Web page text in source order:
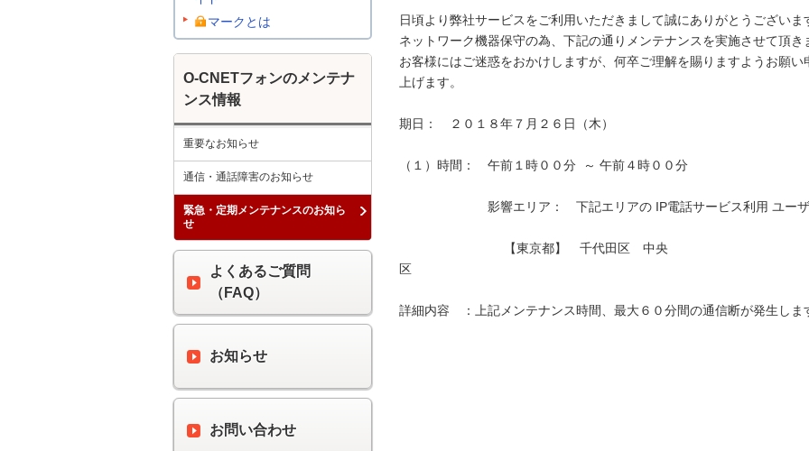
日頃より弊社サービスをご利用いただきまして誠にありがとうございま
ネットワーク機器保守の為、下記の通りメンテナンスを実施させて頂き
お客様にはご迷惑をおかけしますが、何卒ご理解を賜りますようお願い
上げます。
期日：　２０１８年７月２６日（木）
（１）時間：　午前１時００分  ～ 午前４時００分
影響エリア：　下記エリアの IP電話サービス利用 ユー
【東京都】　千代田区　中央
詳細内容　：上記メンテナンス時間、最大６０分間の通信断が発生しま
マークとは
O-CNETフォンのメンテナ
ンス情報
重要なお知らせ
通信・通話障害のお知らせ
緊急・定期メンテナンスのお知ら
せ
よくあるご質問
（FAQ）
お知らせ
お問い合わせ